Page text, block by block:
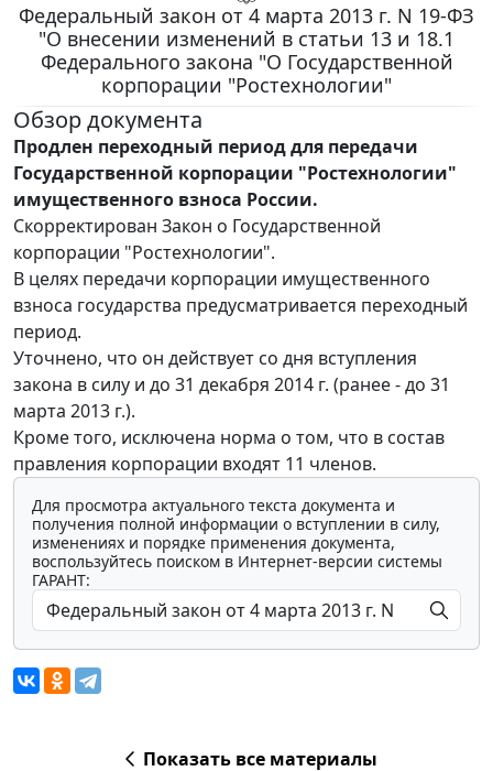
Федеральный закон от 4 марта 2013 г. N 19-ФЗ
"О внесении изменений в статьи 13 и 18.1
Федерального закона "О Государственной
корпорации "Ростехнологии"
Обзор документа
Продлен переходный период для передачи
Государственной корпорации "Ростехнологии"
имущественного взноса России.
Скорректирован Закон о Государственной
корпорации "Ростехнологии".
В целях передачи корпорации имущественного
взноса государства предусматривается переходный
период.
Уточнено, что он действует со дня вступления
закона в силу и до 31 декабря 2014 г. (ранее - до 31
марта 2013 г.).
Кроме того, исключена норма о том, что в состав
правления корпорации входят 11 членов.
Для просмотра актуального текста документа и
получения полной информации о вступлении в силу,
изменениях и порядке применения документа,
воспользуйтесь поиском в Интернет-версии системы
ГАРАНТ:
Показать все материалы